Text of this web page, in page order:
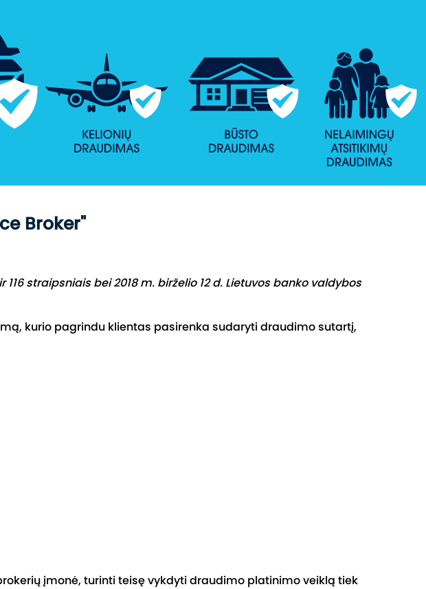
Broker"
straipsniais bei 2018 m. birželio 12 d. Lietuvos banko valdybos
kurio pagrindu klientas pasirenka sudaryti draudimo sutartį,
įmonė, turinti teisę vykdyti draudimo platinimo veiklą tiek